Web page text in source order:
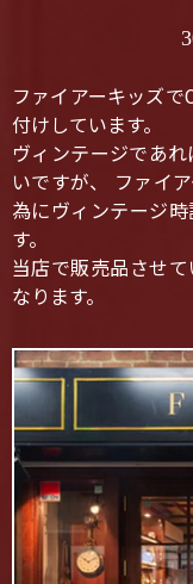
ファイアーキッズ
付けしています。
ヴィンテージであ
いですが、 ファイ
為にヴィンテージ
す。
当店で販売品させ
なります。